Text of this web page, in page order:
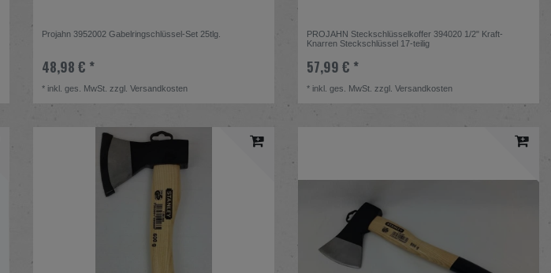
Projahn 3952002 Gabelringschlüssel-Set 25tlg.
48,98 € *
* inkl. ges. MwSt. zzgl.Versandkosten
PROJAHN Steckschlüsselkoffer 394020 1/2" Kraft-
Knarren Steckschlüssel 17-teilig
57,99 € *
* inkl. ges. MwSt. zzgl.Versandkosten